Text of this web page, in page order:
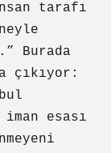
tarafı
Burada
çıkıyor:
esası